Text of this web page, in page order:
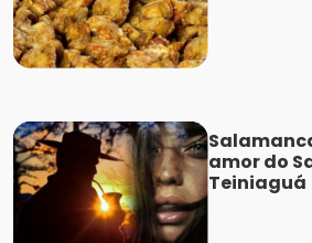
amor do
Teiniaguá